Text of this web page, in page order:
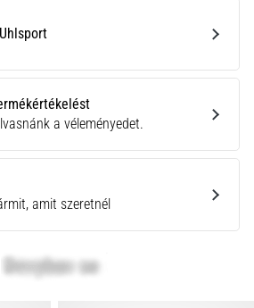
a véleményedet.
amit szeretnél